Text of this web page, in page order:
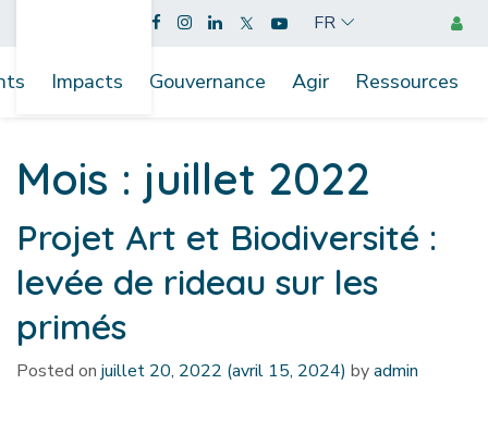
FR
Impacts Gouvernance Agir Ressources
Mois : juillet 2022
Projet Art et Biodiversité :
levée de rideau sur les
primés
Posted on juillet 20, 2022 (avril 15, 2024) byadmin